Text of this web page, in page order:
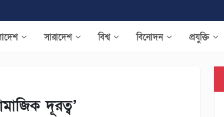
সারাদেশ বিশ্ব বিনোদন প্রযুক্তি
দূরত্ব’